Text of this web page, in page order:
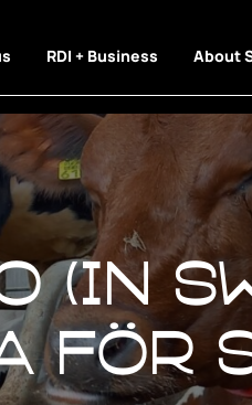
RDI + Business About
för